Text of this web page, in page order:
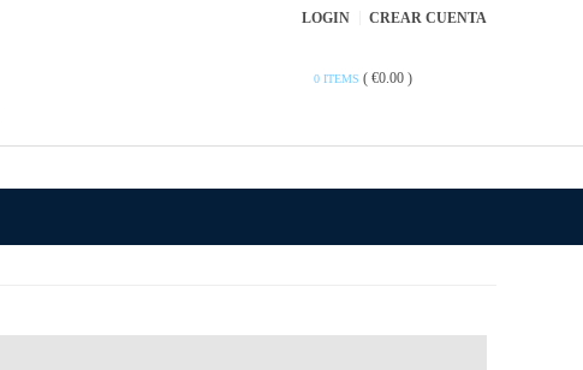
LOGIN CREAR CUENTA
0 ITEMS ( €0.00 )